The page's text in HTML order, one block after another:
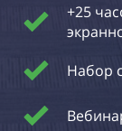
+25
Набор